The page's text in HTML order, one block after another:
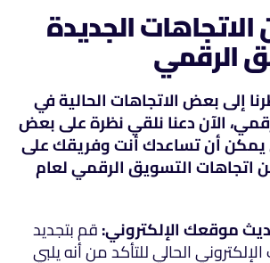
الجديدة
الرقمي
إلى بعض الاتجاهات الحالية في
الآن دعنا نلقي نظرة على بعض
يمكن أن تساعدك أنت وفريقك على
اتجاهات التسويق الرقمي لعام
موقعك الإلكتروني:قم بتجديد
الحالي للتأكد من أنه يلبي